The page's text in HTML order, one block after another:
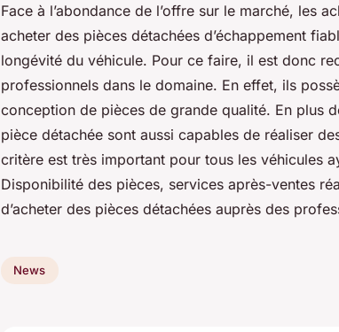
Face à l’abondance de l’offre sur le marché, les
acheter des pièces détachées d’échappement
longévité du véhicule. Pour ce faire, il est donc
professionnels dans le domaine. En effet, ils
conception de pièces de grande qualité. En plus
pièce détachée sont aussi capables de réaliser
critère est très important pour tous les véhicules
Disponibilité des pièces, services après-ventes
d’acheter des pièces détachées auprès des
News